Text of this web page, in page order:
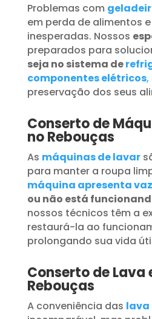
Problemas com
em perda de alimentos
inesperadas. Nossos
preparados para
seja no sistema de
componentes elétricos,
preservação dos seus
Conserto de
no Rebouças
As máquinas de lavar
para manter a roupa
máquina apresenta
ou não está
nossos técnicos têm a
restaurá-la ao
prolongando sua vida
Conserto de Lava
Rebouças
A conveniência das lava